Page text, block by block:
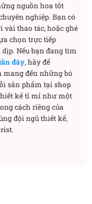
dịp kỷ niệm
nhật hoặc mốc
hoa như
7 sắc thái
nguồn hoa tốt
nghiệp. Bạn có
vài thao tác, hoặc ghé
chọn trực tiếp
Nếu bạn đang tìm
đây, hãy để
mang đến những bó
sản phẩm tạishop
kế tỉ mỉ như một
cách riêng của
đội ngũ thiết kế,
.